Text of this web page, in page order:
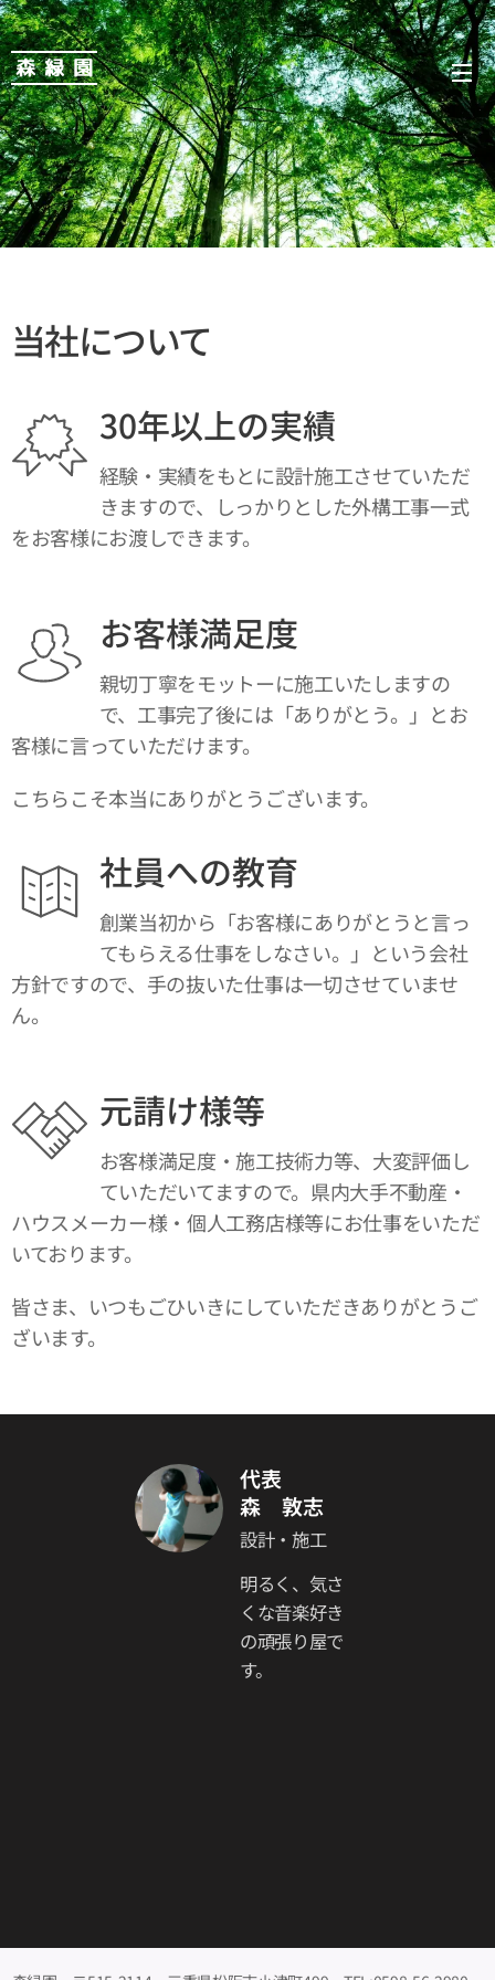
森 緑 園
当社について
30年以上の実績
経験・実績をもとに設計施工させていただ
きますので、しっかりとした外構工事一式
をお客様にお渡しできます。
お客様満足度
親切丁寧をモットーに施工いたしますの
で、工事完了後には「ありがとう。」とお
客様に言っていただけます。
こちらこそ本当にありがとうございます。
社員への教育
創業当初から「お客様にありがとうと言っ
てもらえる仕事をしなさい。」という会社
方針ですので、手の抜いた仕事は一切させていませ
ん。
元請け様等
お客様満足度・施工技術力等、大変評価し
ていただいてますので。県内大手不動産・
ハウスメーカー様・個人工務店様等にお仕事をいただ
いております。
皆さま、いつもごひいきにしていただきありがとうご
ざいます。
代表
森 敦志
設計・施工
明るく、気さ
くな音楽好き
の頑張り屋で
す。